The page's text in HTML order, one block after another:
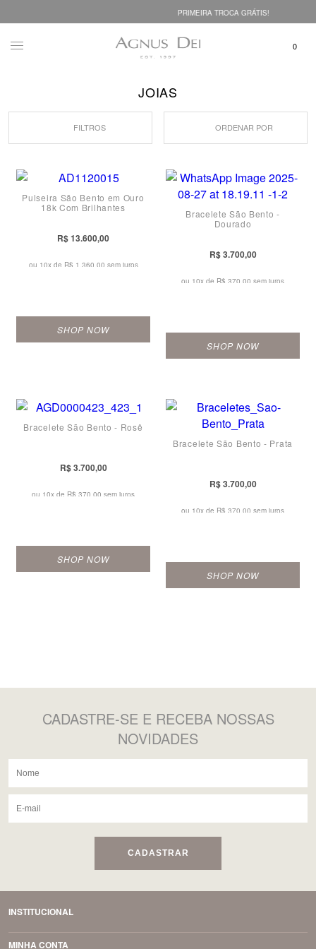
PRIMEIRA TROCA GRÁTIS!
JOIAS
FILTROS ORDENAR POR
Pulseira São Bento em Ouro
18k Com Brilhantes
R$ 13.600,00
ou 10x de R$ 1.360,00 sem juros
SHOP NOW
Bracelete São Bento -
Dourado
R$ 3.700,00
ou 10x de R$ 370,00 sem juros
SHOP NOW
Bracelete São Bento - Rosê
R$ 3.700,00
ou 10x de R$ 370,00 sem juros
SHOP NOW
Bracelete São Bento - Prata
R$ 3.700,00
ou 10x de R$ 370,00 sem juros
SHOP NOW
CADASTRE-SE E RECEBA NOSSAS
NOVIDADES
CADASTRAR
INSTITUCIONAL
MINHA CONTA